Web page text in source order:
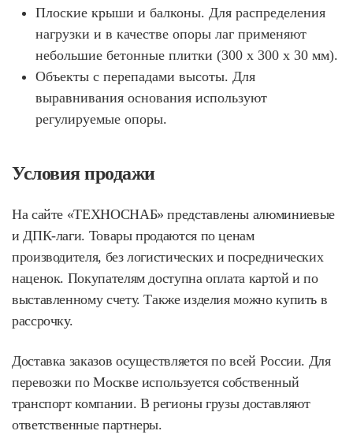
Плоские крыши и балконы. Для распределения
нагрузки и в качестве опоры лаг применяют
небольшие бетонные плитки (300 x 300 x 30 мм).
Объекты с перепадами высоты. Для
выравнивания основания используют
регулируемые опоры.
Условия продажи
На сайте «ТЕХНОСНАБ» представлены алюминиевые
и ДПК-лаги. Товары продаются по ценам
производителя, без логистических и посреднических
наценок. Покупателям доступна оплата картой и по
выставленному счету. Также изделия можно купить в
рассрочку.
Доставка заказов осуществляется по всей России. Для
перевозки по Москве используется собственный
транспорт компании. В регионы грузы доставляют
ответственные партнеры.